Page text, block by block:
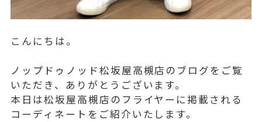
こんにちは。
ノップドゥノッド松坂屋高槻店のブログをご覧
いただき、ありがとうございます。
本日は松坂屋高槻店のフライヤーに掲載される
コーディネートをご紹介いたします。